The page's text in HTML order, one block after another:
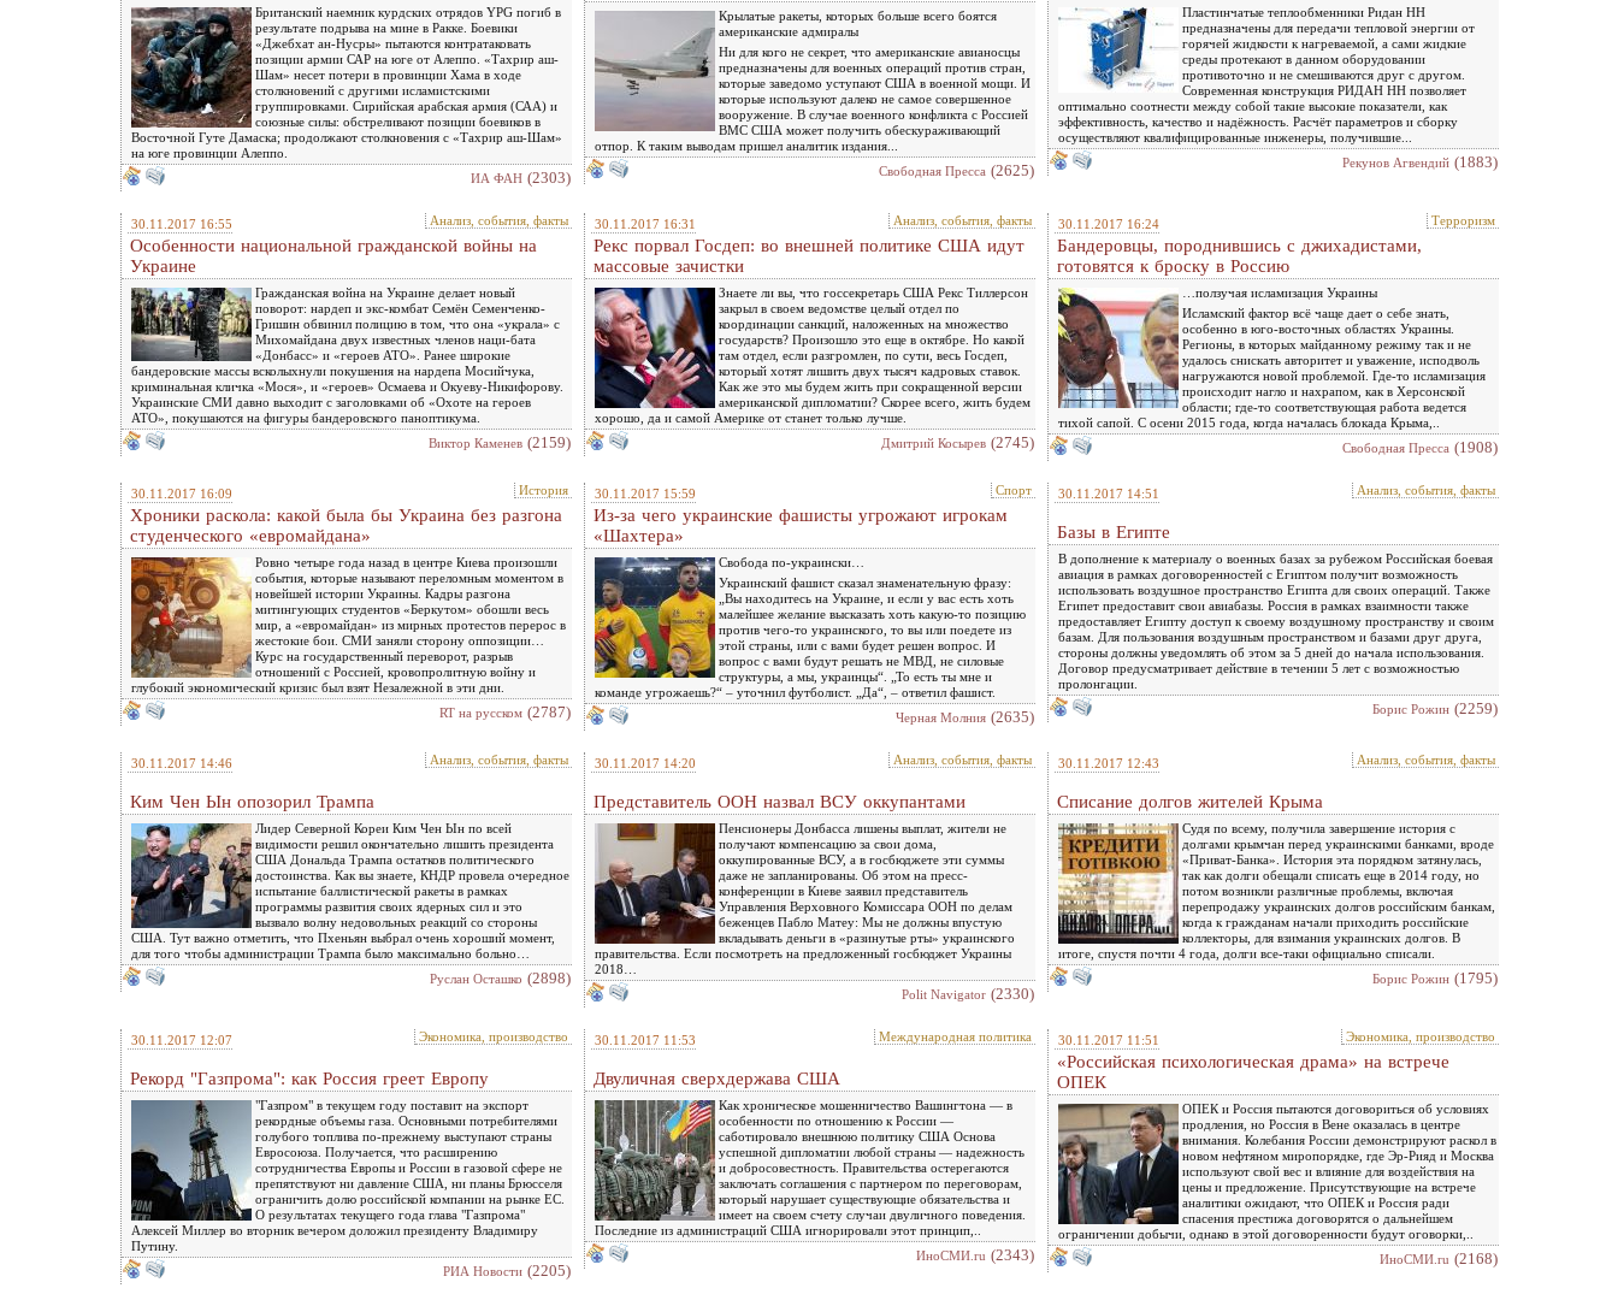
Британский наемник курдских отрядов YPG погиб в
результате подрыва на мине в Ракке. Боевики
«Джебхат ан-Нусры» пытаются контратаковать
позиции армии САР на юге от Алеппо. «Тахрир аш-
Шам» несет потери в провинции Хама в ходе
столкновений с другими исламистскими
группировками. Сирийская арабская армия (САА) и
союзные силы: обстреливают позиции боевиков в
Восточной Гуте Дамаска; продолжают столкновения с «Тахрир аш-Шам»
на юге провинции Алеппо.
ИА ФАН (2303)
Крылатые ракеты, которых больше всего боятся
американские адмиралы
Ни для кого не секрет, что американские авианосцы
предназначены для военных операций против стран,
которые заведомо уступают США в военной мощи. И
которые используют далеко не самое совершенное
вооружение. В случае военного конфликта с Россией
ВМС США может получить обескураживающий
отпор. К таким выводам пришел аналитик издания...
Свободная Пресса (2625)
Пластинчатые теплообменники Ридан НН
предназначены для передачи тепловой энергии от
горячей жидкости к нагреваемой, а сами жидкие
среды протекают в данном оборудовании
противоточно и не смешиваются друг с другом.
Современная конструкция РИДАН НН позволяет
оптимально соотнести между собой такие высокие показатели, как
эффективность, качество и надёжность. Расчёт параметров и сборку
осуществляют квалифицированные инженеры, получившие...
Рекунов Агвендий (1883)
30.11.2017 16:55 Анализ, события, факты
Особенности национальной гражданcкой войны на
Украине
Гражданская война на Украине делает новый
поворот: нардеп и экс-комбат Семён Семенченко-
Гришин обвинил полицию в том, что она «украла» с
Михомайдана двух известных членов наци-бата
«Донбасс» и «героев АТО». Ранее широкие
бандеровские массы всколыхнули покушения на нардепа Мосийчука,
криминальная кличка «Мося», и «героев» Осмаева и Окуеву-Никифорову.
Украинские СМИ давно выходит с заголовками об «Охоте на героев
АТО», покушаются на фигуры бандеровского паноптикума.
Виктор Каменев (2159)
30.11.2017 16:31 Анализ, события, факты
Рекс порвал Госдеп: во внешней политике США идут
массовые зачистки
Знаете ли вы, что госсекретарь США Рекс Тиллерсон
закрыл в своем ведомстве целый отдел по
координации санкций, наложенных на множество
государств? Произошло это еще в октябре. Но какой
там отдел, если разгромлен, по сути, весь Госдеп,
который хотят лишить двух тысяч кадровых ставок.
Как же это мы будем жить при сокращенной версии
американской дипломатии? Скорее всего, жить будем
хорошо, да и самой Америке от станет только лучше.
Дмитрий Косырев (2745)
30.11.2017 16:24 Терроризм
Бандеровцы, породнившись с джихадистами,
готовятся к броску в Россию
…ползучая исламизация Украины
Исламский фактор всё чаще дает о себе знать,
особенно в юго-восточных областях Украины.
Регионы, в которых майданному режиму так и не
удалось снискать авторитет и уважение, исподволь
нагружаются новой проблемой. Где-то исламизация
происходит нагло и нахрапом, как в Херсонской
области; где-то соответствующая работа ведется
тихой сапой. С осени 2015 года, когда началась блокада Крыма,..
Свободная Пресса (1908)
30.11.2017 16:09 История
Хроники раскола: какой была бы Украина без разгона
студенческого «евромайдана»
Ровно четыре года назад в центре Киева произошли
события, которые называют переломным моментом в
новейшей истории Украины. Кадры разгона
митингующих студентов «Беркутом» обошли весь
мир, а «евромайдан» из мирных протестов перерос в
жестокие бои. СМИ заняли сторону оппозиции…
Курс на государственный переворот, разрыв
отношений с Россией, кровопролитную войну и
глубокий экономический кризис был взят Незалежной в эти дни.
RT на русском (2787)
30.11.2017 15:59 Спорт
Из-за чего украинские фашисты угрожают игрокам
«Шахтера»
Свобода по-украински…
Украинский фашист сказал знаменательную фразу:
„Вы находитесь на Украине, и если у вас есть хоть
малейшее желание высказать хоть какую-то позицию
против чего-то украинского, то вы или поедете из
этой страны, или с вами будет решен вопрос. И
вопрос с вами будут решать не МВД, не силовые
структуры, а мы, украинцы“. „То есть ты мне и
команде угрожаешь?“ – уточнил футболист. „Да“, – ответил фашист.
Черная Молния (2635)
30.11.2017 14:51 Анализ, события, факты
Базы в Египте
В дополнение к материалу о военных базах за рубежом Российская боевая
авиация в рамках договоренностей с Египтом получит возможность
использовать воздушное пространство Египта для своих операций. Также
Египет предоставит свои авиабазы. Россия в рамках взаимности также
предоставляет Египту доступ к своему воздушному пространству и своим
базам. Для пользования воздушным пространством и базами друг друга,
стороны должны уведомлять об этом за 5 дней до начала использования.
Договор предусматривает действие в течении 5 лет с возможностью
пролонгации.
Борис Рожин (2259)
30.11.2017 14:46 Анализ, события, факты
Ким Чен Ын опозорил Трампа
Лидер Северной Кореи Ким Чен Ын по всей
видимости решил окончательно лишить президента
США Дональда Трампа остатков политического
достоинства. Как вы знаете, КНДР провела очередное
испытание баллистической ракеты в рамках
программы развития своих ядерных сил и это
вызвало волну недовольных реакций со стороны
США. Тут важно отметить, что Пхеньян выбрал очень хороший момент,
для того чтобы администрации Трампа было максимально больно…
Руслан Осташко (2898)
30.11.2017 14:20 Анализ, события, факты
Представитель ООН назвал ВСУ оккупантами
Пенсионеры Донбасса лишены выплат, жители не
получают компенсацию за свои дома,
оккупированные ВСУ, а в госбюджете эти суммы
даже не запланированы. Об этом на пресс-
конференции в Киеве заявил представитель
Управления Верховного Комиссара ООН по делам
беженцев Пабло Матеу: Мы не должны впустую
вкладывать деньги в «разинутые рты» украинского
правительства. Если посмотреть на предложенный госбюджет Украины
2018…
Polit Navigator (2330)
30.11.2017 12:43 Анализ, события, факты
Списание долгов жителей Крыма
Судя по всему, получила завершение история с
долгами крымчан перед украинскими банками, вроде
«Приват-Банка». История эта порядком затянулась,
так как долги обещали списать еще в 2014 году, но
потом возникли различные проблемы, включая
перепродажу украинских долгов российским банкам,
когда к гражданам начали приходить российские
коллекторы, для взимания украинских долгов. В
итоге, спустя почти 4 года, долги все-таки официально списали.
Борис Рожин (1795)
30.11.2017 12:07 Экономика, производство
Рекорд "Газпрома": как Россия греет Европу
"Газпром" в текущем году поставит на экспорт
рекордные объемы газа. Основными потребителями
голубого топлива по-прежнему выступают страны
Евросоюза. Получается, что расширению
сотрудничества Европы и России в газовой сфере не
препятствуют ни давление США, ни планы Брюсселя
ограничить долю российской компании на рынке ЕС.
О результатах текущего года глава "Газпрома"
Алексей Миллер во вторник вечером доложил президенту Владимиру
Путину.
РИА Новости (2205)
30.11.2017 11:53 Международная политика
Двуличная сверхдержава США
Как хроническое мошенничество Вашингтона — в
особенности по отношению к России —
саботировало внешнюю политику США Основа
успешной дипломатии любой страны — надежность
и добросовестность. Правительства остерегаются
заключать соглашения с партнером по переговорам,
который нарушает существующие обязательства и
имеет на своем счету случаи двуличного поведения.
Последние из администраций США игнорировали этот принцип,..
ИноСМИ.ru (2343)
30.11.2017 11:51 Экономика, производство
«Российская психологическая драма» на встрече
ОПЕК
ОПЕК и Россия пытаются договориться об условиях
продления, но Россия в Вене оказалась в центре
внимания. Колебания России демонстрируют раскол в
новом нефтяном миропорядке, где Эр-Рияд и Москва
используют свой вес и влияние для воздействия на
цены и предложение. Присутствующие на встрече
аналитики ожидают, что ОПЕК и Россия ради
спасения престижа договорятся о дальнейшем
ограничении добычи, однако в этой договоренности будут оговорки,..
ИноСМИ.ru (2168)